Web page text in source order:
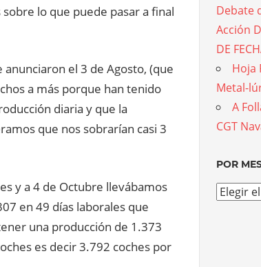
lo que puede pasar a final
el 3 de Agosto, (que
a más porque han tenido
diaria y que la
que nos sobrarían casi 3
y a 4 de Octubre llevábamos
en 49 días laborales que
una producción de 1.373
es decir 3.792 coches por
Debate
Acción
DE
Hoja
Metal-
A
CGT
POR
Por